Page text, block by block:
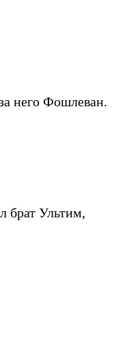
него Фошлеван.
брат Ультим,